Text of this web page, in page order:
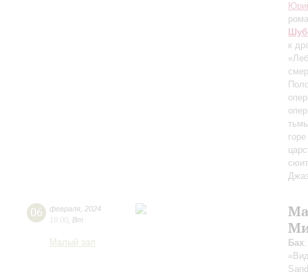
к
06 февраля 2024
19:00 Вт
Малый зал Бах